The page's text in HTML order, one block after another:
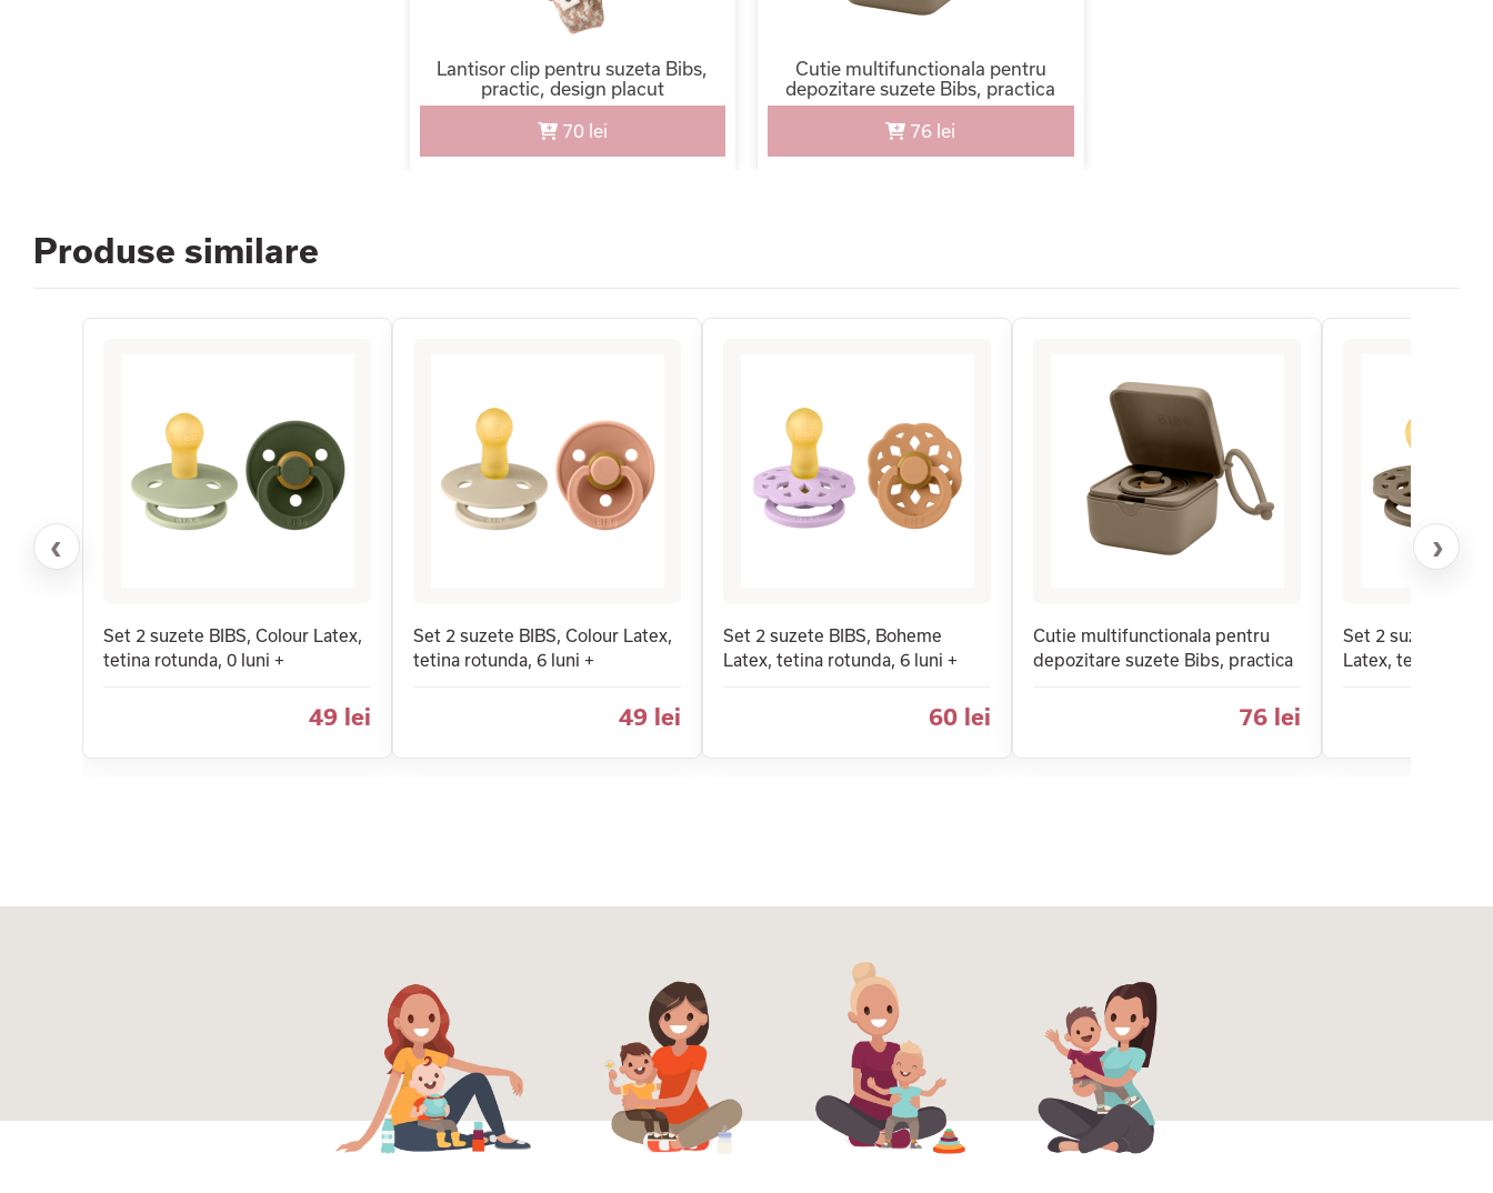
Lantisor clip pentru suzeta Bibs,
practic, design placut
70 lei
Cutie multifunctionala pentru
depozitare suzete Bibs, practica
76 lei
Produse similare
‹
Set 2 suzete BIBS, Colour Latex,
tetina rotunda, 0 luni +
49 lei
Set 2 suzete BIBS, Colour Latex,
tetina rotunda, 6 luni +
49 lei
Set 2 suzete BIBS, Boheme
Latex, tetina rotunda, 6 luni +
60 lei
Cutie multifunctionala pentru
depozitare suzete Bibs, practica
76 lei
Set 2 suzete
Latex, tetina
›